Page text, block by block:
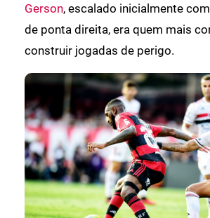
Gerson, escalado inicialmente
de ponta direita, era quem mais
construir jogadas de perigo.